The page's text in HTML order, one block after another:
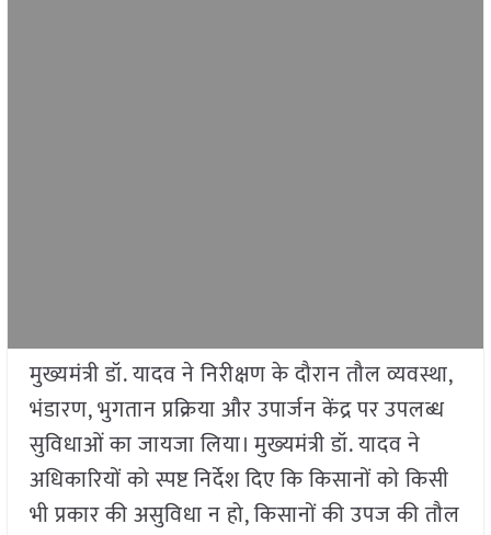
मुख्यमंत्री डॉ. यादव ने निरीक्षण के दौरान तौल व्यवस्था,
भंडारण, भुगतान प्रक्रिया और उपार्जन केंद्र पर उपलब्ध
सुविधाओं का जायजा लिया। मुख्‍यमंत्री डॉ. यादव ने
अधिकारियों को स्पष्ट निर्देश दिए कि किसानों को किसी
भी प्रकार की असुविधा न हो, किसानों की उपज की तौल